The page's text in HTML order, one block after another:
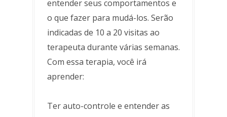
entender seus comportamentos e
o que fazer para mudá-los. Serão
indicadas de 10 a 20 visitas ao
terapeuta durante várias semanas.
Com essa terapia, você irá
aprender:
Ter auto-controle e entender as